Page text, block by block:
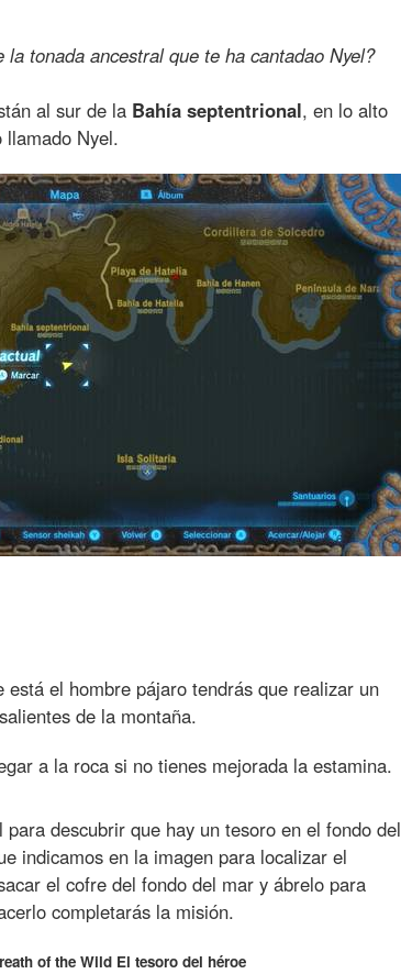
tonada ancestral que te ha cantadao Nyel?
al sur de la Bahía septentrional, en lo alto
llamado Nyel.
el hombre pájaro tendrás que realizar un
de la montaña.
a la roca si no tienes mejorada la estamina.
descubrir que hay un tesoro en el fondo del
indicamos en la imagen para localizar el
el cofre del fondo del mar y ábrelo para
completarás la misión.
of the Wild El tesoro del héroe